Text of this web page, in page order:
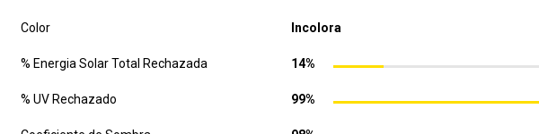
Color Incolora
% Energia Solar Total Rechazada 14%
% UV Rechazado 99%